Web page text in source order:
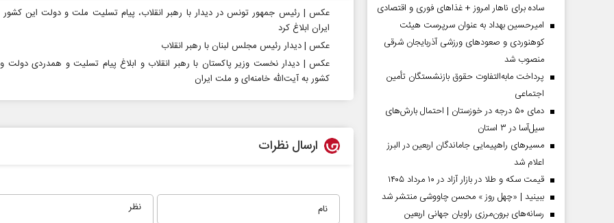
عکس | رئیس‌ جمهور تونس در دیدار با رهبر انقلاب، پیام تسلیت ملت و دولت این کشور
ایران ابلاغ کرد
عکس | دیدار رئیس مجلس لبنان با رهبر انقلاب
عکس | دیدار نخست وزیر پاکستان با رهبر انقلاب و ابلاغ پیام تسلیت و همدردی دولت
کشور به آیت‌الله خامنه‌ای و ملت ایران
ارسال نظرات
ساده برای ناهار امروز + غذاهای فوری و اقتصادی
امیرحسین بهداد به عنوان سرپرست هیئت
کوهنوردی و صعودهای ورزشی آذربایجان شرقی
منصوب شد
پرداخت مابه‌التفاوت حقوق بازنشستگان تأمین
اجتماعی
دمای ۵۰ درجه در خوزستان | احتمال بارش‌های
سیل‌آسا در ۳ استان
مسیر‌های راهپیمایی جاماندگان اربعین در البرز
اعلام شد
قیمت سکه و طلا در بازار آزاد در ۱۰ مرداد ۱۴۰۵
ببینید | «چهل روز » محسن چاووشی منتشر شد
رسانه‌های برون‌مرزی راویان جهانی اربعین